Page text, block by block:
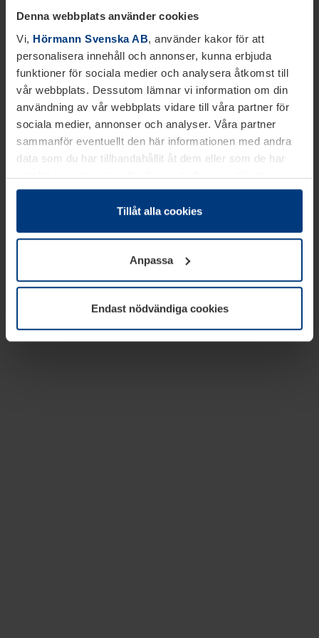
Denna webbplats använder cookies
Vi, Hörmann Svenska AB, använder kakor för att
personalisera innehåll och annonser, kunna erbjuda
funktioner för sociala medier och analysera åtkomst till
vår webbplats. Dessutom lämnar vi information om din
användning av vår webbplats vidare till våra partner för
sociala medier, annonser och analyser. Våra partner
sammanför eventuellt den här informationen med andra
data som du har tillhandahållit åt dem eller som de har
samlat in inom ramen för din användning av tjänsterna.
Juridiskt kan vi lagra kakor på din enhet, om de är
absolut nödvändiga för driften av den här webbplatsen.
godkännande kan du när som helst ändra eller återkalla i
informationen om kakor underDataskyddsförklaring
vår webbplats.
Tillåt alla cookies
Anpassa
Endast nödvändiga cookies